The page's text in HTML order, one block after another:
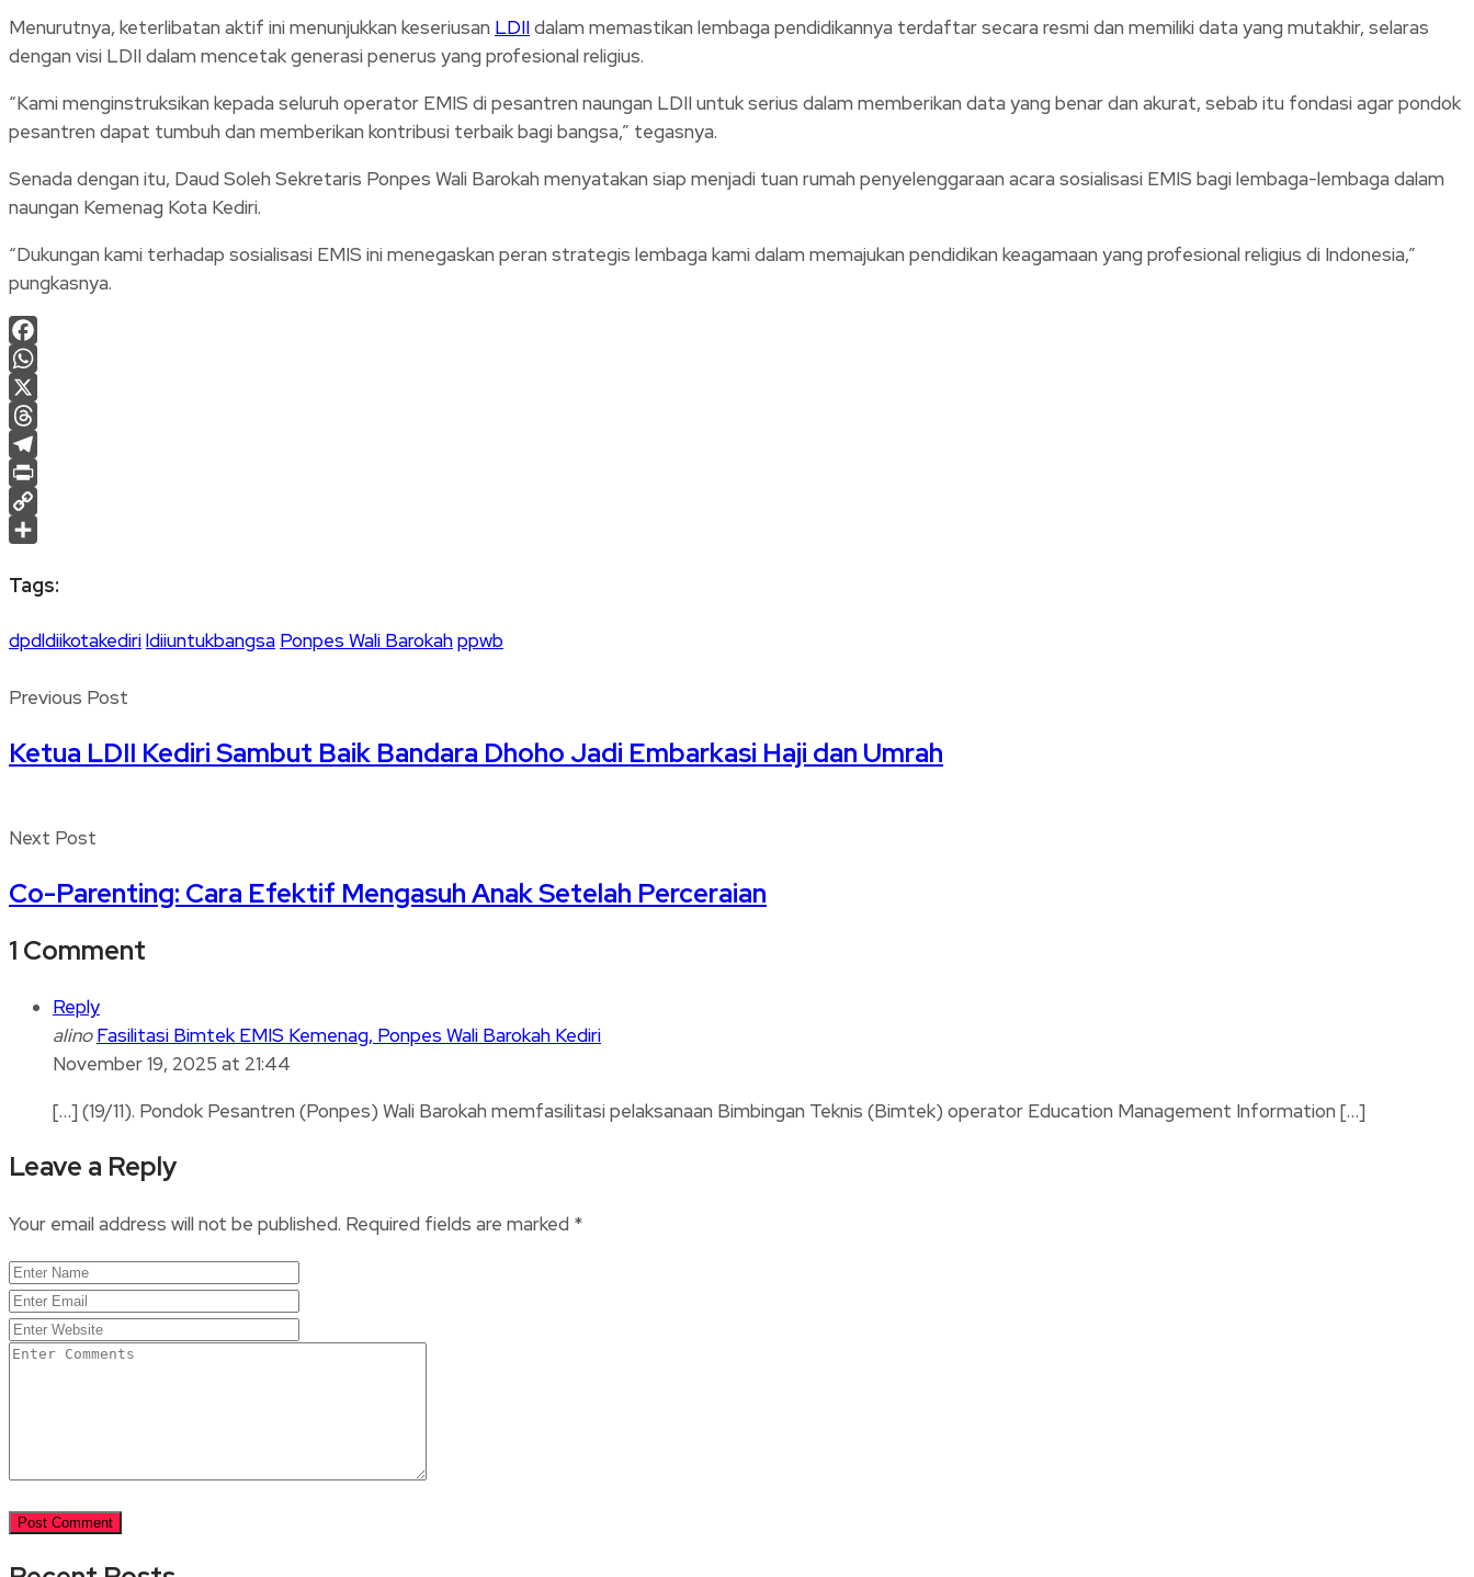
Menurutnya, keterlibatan aktif ini menunjukkan keseriusan LDIIdalam memastikan lembaga pendidikannya terdaftar secara resmi dan memiliki data yang mutakhir, selaras
dengan visi LDII dalam mencetak generasi penerus yang profesional religius.
“Kami menginstruksikan kepada seluruh operator EMIS di pesantren naungan LDII untuk serius dalam memberikan data yang benar dan akurat, sebab itu fondasi agar pondok
pesantren dapat tumbuh dan memberikan kontribusi terbaik bagi bangsa,” tegasnya.
Senada dengan itu, Daud Soleh Sekretaris Ponpes Wali Barokah menyatakan siap menjadi tuan rumah penyelenggaraan acara sosialisasi EMIS bagi lembaga-lembaga dalam
naungan Kemenag Kota Kediri.
“Dukungan kami terhadap sosialisasi EMIS ini menegaskan peran strategis lembaga kami dalam memajukan pendidikan keagamaan yang profesional religius di Indonesia,”
pungkasnya.
Facebook
WhatsApp
X
Threads
Telegram
Print
Copy
Tags:
dpdldiikotakedirildiiuntukbangsa Ponpes Wali Barokahppwb
Previous Post
Ketua LDII Kediri Sambut Baik Bandara Dhoho Jadi Embarkasi Haji dan Umrah
Next Post
Co-Parenting: Cara Efektif Mengasuh Anak Setelah Perceraian
1 Comment
Reply
alino Fasilitasi Bimtek EMIS Kemenag, Ponpes Wali Barokah Kediri
November 19, 2025 at 21:44
[…] (19/11). Pondok Pesantren (Ponpes) Wali Barokah memfasilitasi pelaksanaan Bimbingan Teknis (Bimtek) operator Education Management Information […]
Leave a Reply
Your email address will not be published. Required fields are marked *